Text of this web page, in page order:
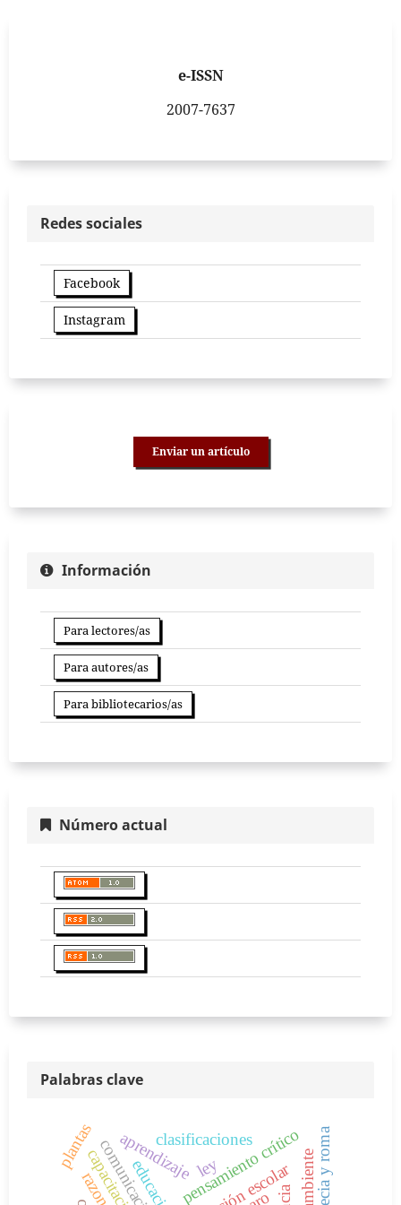
e-ISSN
2007-7637
Redes sociales
Facebook
Instagram
Enviar un artículo
Información
Para lectores/as
Para autores/as
Para bibliotecarios/as
Número actual
Palabras clave
educaciónpensamiento crítico
comunicación
aprendizajeley grecia y roma
ambiente
capacitación
plantas clasificaciones